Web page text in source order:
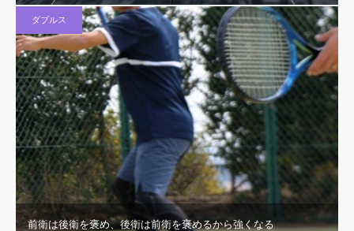
ダブルス
前衛は後衛を褒め、後衛は前衛を褒めるから強くなる